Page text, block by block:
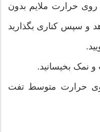
روی حرارت ملایم بدون
و سپس کناری بگذارید
نمک بخیسانید.
روی حرارت متوسط تفت